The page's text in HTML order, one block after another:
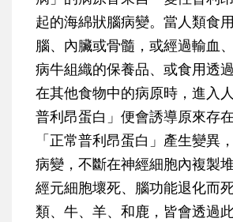
起的海綿狀腦病變。當人類食用
腦、內臟或骨髓，或經過輸血
病牛組織的保養品、或食用透
在其他食物中的病原時，進入
普利昂蛋白」便會誘導原來存
「正常普利昂蛋白」產生變異
病變，不斷在神經細胞內複製
經元細胞壞死、腦功能退化而
類、牛、羊、和鹿，皆會透過